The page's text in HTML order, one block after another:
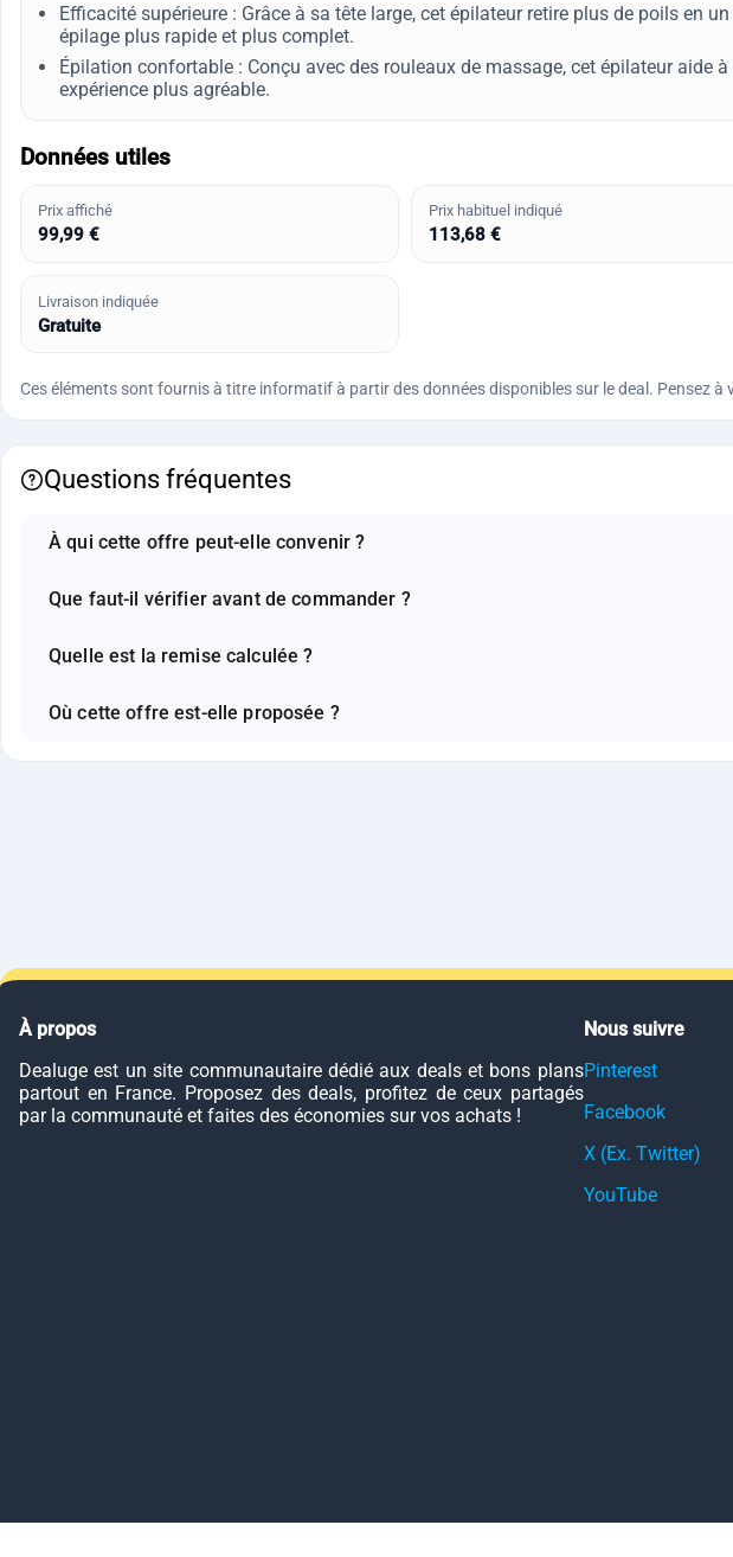
Efficacité supérieure : Grâce à sa tête large, cet épilateur retire plus de poils en
épilage plus rapide et plus complet.
Épilation confortable : Conçu avec des rouleaux de massage, cet épilateur
expérience plus agréable.
Données utiles
Prix affiché
99,99 €
Prix habituel indiqué
113,68 €
Livraison indiquée
Gratuite
Ces éléments sont fournis à titre informatif à partir des données disponibles sur le deal. Pensez
Questions fréquentes
À qui cette offre peut-elle convenir ?
Que faut-il vérifier avant de commander ?
Quelle est la remise calculée ?
Où cette offre est-elle proposée ?
À propos
Dealuge est un site communautaire dédié aux deals et bons plans
partout en France. Proposez des deals, profitez de ceux partagés
par la communauté et faites des économies sur vos achats !
Nous suivre
Pinterest
Facebook
X (Ex. Twitter)
YouTube